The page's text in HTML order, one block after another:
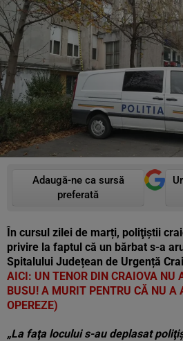
Adaugă-ne ca sursă
preferată
În cursul zilei de marți, poliţiştii
privire la faptul că un bărbat s-a
Spitalului Județean de Urgență
AICI: UN TENOR DIN CRAIOVA NU
BUSU! A MURIT PENTRU CĂ NU A
OPEREZE)
„La faţa locului s-au deplasat